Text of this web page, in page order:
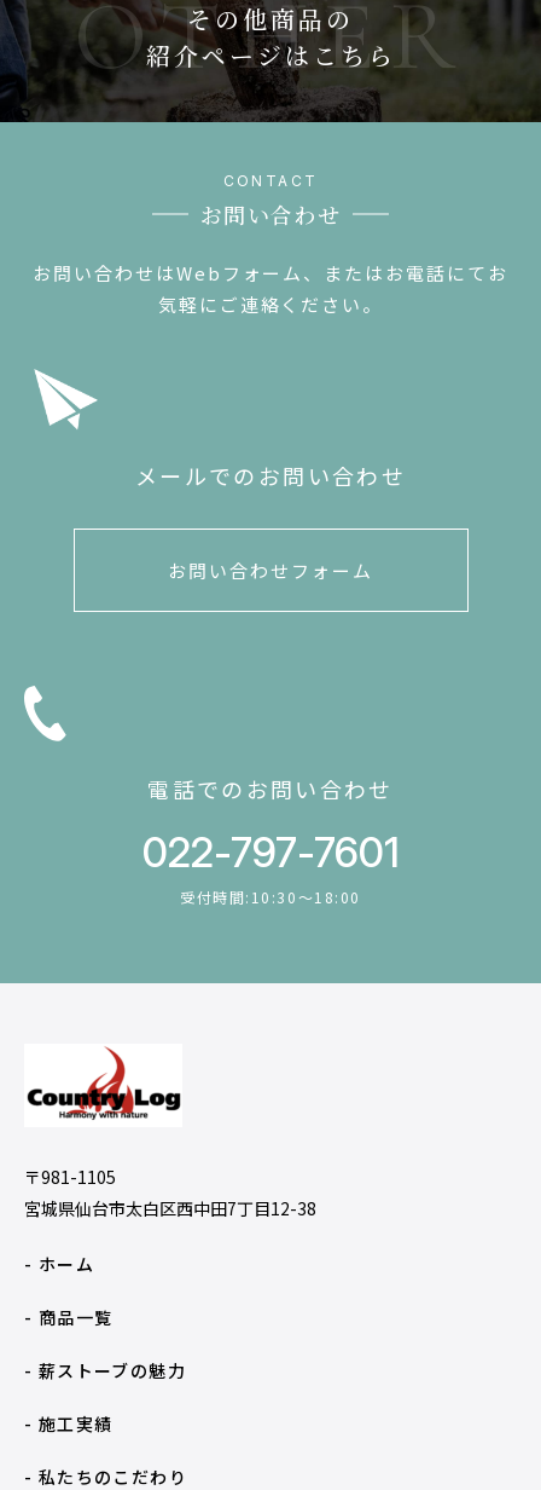
その他商品の
紹介ページはこちら
お問い合わせ
お問い合わせはWebフォーム、またはお電話にてお
気軽にご連絡ください。
メールでのお問い合わせ
お問い合わせフォーム
電話でのお問い合わせ
022-797-7601
受付時間:10:30〜18:00
〒981-1105
宮城県仙台市太白区西中田7丁目12-38
- ホーム
- 商品一覧
- 薪ストーブの魅力
- 施工実績
- 私たちのこだわり